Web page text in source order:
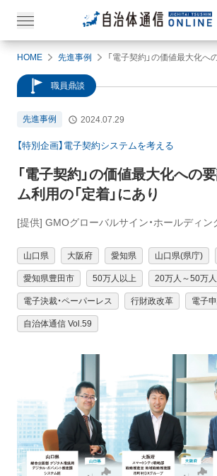
HOME 先進事例
職員鼎談
先進事例 2024.07.29
【特別企画】電子契約システムを考える
「電子契約」の価値最大化への
ム利用の「定着」にあり
[提供] GMOグローバルサイン・ホールディン
山口県 大阪府 愛知県 山口県(県庁)
愛知県豊田市 50万人以上 20万人～50万人
電子決裁・ペーパーレス 行財政改革 電子
自治体通信 Vol.59